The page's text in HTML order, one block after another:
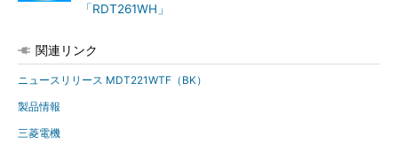
「RDT261WH」
関連リンク
ニュースリリース MDT221WTF（BK）
製品情報
三菱電機